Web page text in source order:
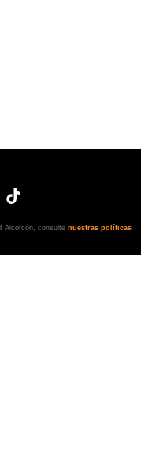
Alcorcón, consulte nuestras políticas